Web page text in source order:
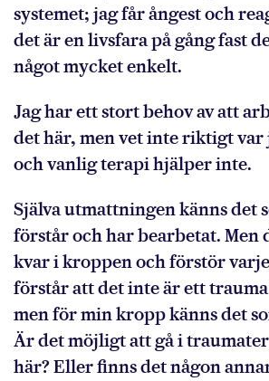
systemet; jag får ångest och
det är en livsfara på gång fast
något mycket enkelt.
Jag har ett stort behov av att
det här, men vet inte riktigt var
och vanlig terapi hjälper inte.
Själva utmattningen känns det
förstår och har bearbetat. Men
kvar i kroppen och förstör varje
förstår att det inte är ett
men för min kropp känns det
Är det möjligt att gå i
här? Eller finns det någon